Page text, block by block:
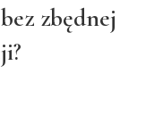
zbędnej